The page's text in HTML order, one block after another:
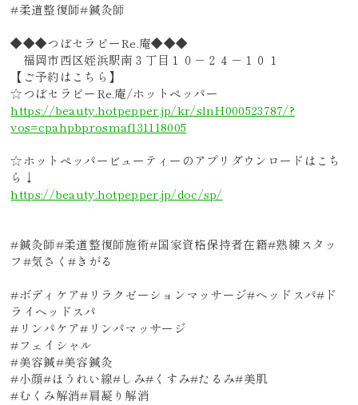
#柔道整復師#鍼灸師
◆◆◆つぼセラピーRe.庵◆◆◆
福岡市西区姪浜駅南３丁目１０－２４－１０１
【ご予約はこちら】
☆つぼセラピーRe.庵/ホットペッパー
https://beauty.hotpepper.jp/kr/slnH000523787/?
vos=cpahpbprosmaf131118005
☆ホットペッパービューティーのアプリダウンロードはこち
ら↓
https://beauty.hotpepper.jp/doc/sp/
#鍼灸師#柔道整復師施術#国家資格保持者在籍#熟練スタッ
フ#気さく#きがる
#ボディケア#リラクゼーションマッサージ#ヘッドスパ#ド
ライヘッドスパ
#リンパケア#リンパマッサージ
#フェイシャル
#美容鍼#美容鍼灸
#小顔#ほうれい線#しみ#くすみ#たるみ#美肌
#むくみ解消#肩凝り解消